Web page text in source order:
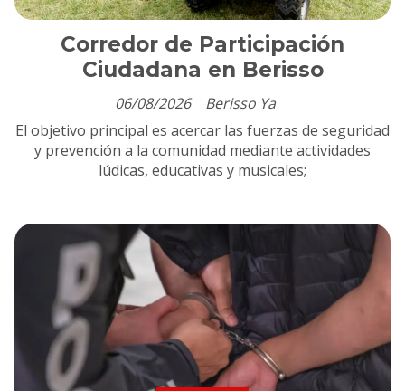
Corredor de Participación
Ciudadana en Berisso
Berisso Ya
06/08/2026
El objetivo principal es acercar las fuerzas de seguridad
y prevención a la comunidad mediante actividades
lúdicas, educativas y musicales;